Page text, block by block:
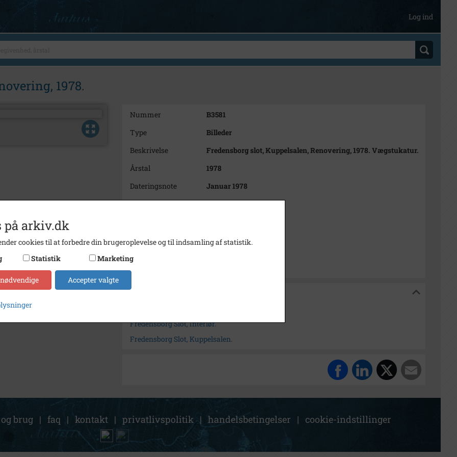
Log ind
1978.
Nummer
B3581
Type
Billeder
Beskrivelse
Fredensborg slot, Kuppelsalen, Renovering, 1978. Vægstukatur.
Årstal
1978
Dateringsnote
Januar 1978
Fotograf
Ukendt
Arkiv
Fredensborg
Søg videre i Fredensborg
Fredensborg Slot, Interiør.
Fredensborg Slot, Kuppelsalen.
brug | faq | kontakt | privatlivspolitik | handelsbetingelser | cookie-indstillinger
på arkiv.dk
cookies til at forbedre din brugeroplevelse og til indsamling af statistik.
Statistik Marketing
Accepter valgte